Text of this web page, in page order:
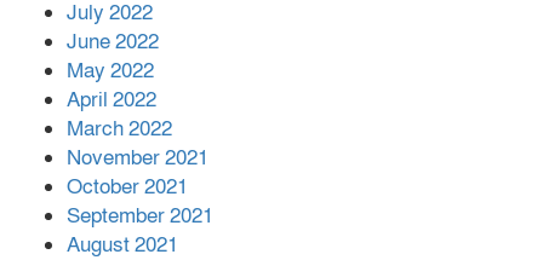
July 2022
June 2022
May 2022
April 2022
March 2022
November 2021
October 2021
September 2021
August 2021